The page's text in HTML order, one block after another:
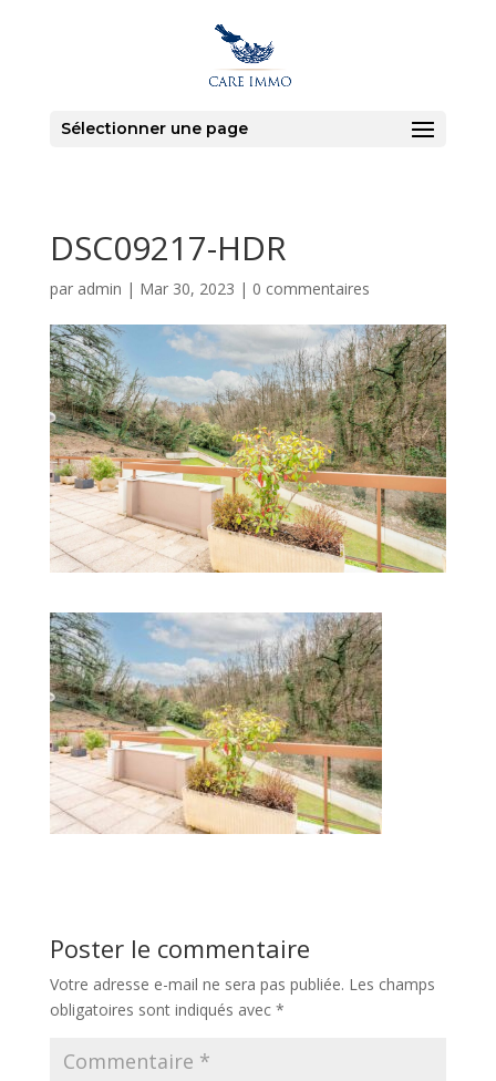
Sélectionner une page
DSC09217-HDR
par admin | Mar 30, 2023 | 0 commentaires
Poster le commentaire
Votre adresse e-mail ne sera pas publiée. Les champs
obligatoires sont indiqués avec *